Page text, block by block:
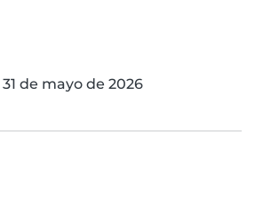
31 de mayo de 2026